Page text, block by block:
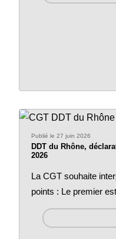
Publié le 27 juin 2026
DDT du Rhône,
2026
La CGT souhaite
points : Le premier